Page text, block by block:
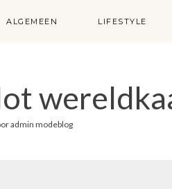
ALGEMEEN LIFESTYLE
admin modeblog